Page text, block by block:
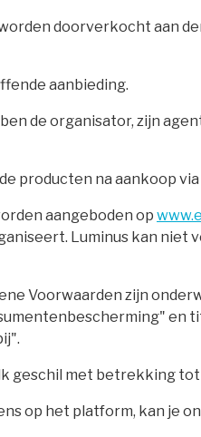
doorverkocht aan
aanbieding.
de organisator, zijn
producten na aankoop via
aangeboden op
Luminus kan
Voorwaarden zijn
en
geschil met betrekking
op het platform, kan je